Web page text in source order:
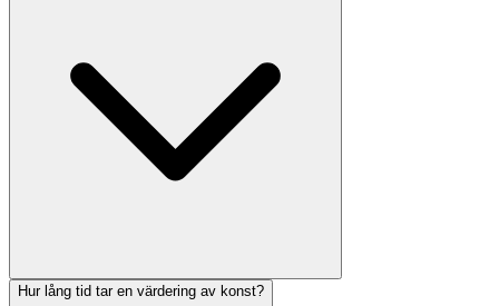
Hur lång tid tar en värdering av konst?